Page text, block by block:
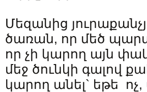
Մեզանից
ծառան, որ մեծ
որ չի կարող այն
մեջ ծունկի գալով
կարող անել` եթե